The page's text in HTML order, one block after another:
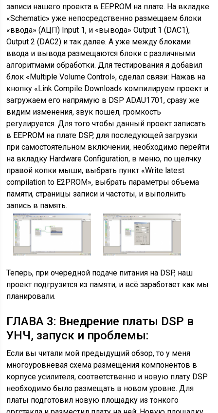
записи нашего проекта в EEPROM на плате. На вкладке
«Schematic» уже непосредственно размещаем блоки
«ввода» (АЦП) Input 1, и «вывода» Output 1 (DAC1),
Output 2 (DAC2) и так далее. А уже между блоками
ввода и вывода размещаются блоки с различными
алгоритмами обработки. Для тестирования я добавил
блок «Multiple Volume Control», сделал связи: Нажав на
кнопку «Link Compile Download» компилируем проект и
загружаем его напрямую в DSP ADAU1701, сразу же
видим изменения, звук пошел, громкость
регулируется. Для того чтобы данный проект записать
в EEPROM на плате DSP, для последующей загрузки
при самостоятельном включении, необходимо перейти
на вкладку Hardware Configuration, в меню, по щелчку
правой копки мыши, выбрать пункт «Write latest
compilation to E2PROM», выбрать параметры объема
памяти, страницы записи и частоты, и выполнить
запись в память.
Теперь, при очередной подаче питания на DSP, наш
проект подгрузится из памяти, и всё заработает как мы
планировали.
ГЛАВА 3: Внедрение платы DSP в
УНЧ, запуск и проблемы:
Если вы читали мой предыдущий обзор, то у меня
многоуровневая схема размещения компонентов в
корпусе усилителя, соответственно и новую плату DSP
необходимо было размещать в новом уровне. Для
платы подготовил новую площадку из тонкого